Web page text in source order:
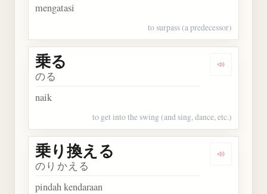
mengatasi
to surpass (a predecessor)
Dengarkan
乗る
のる
naik
to get into the swing (and sing, dance, etc.)
Dengarkan
乗り換える
のりかえる
pindah kendaraan